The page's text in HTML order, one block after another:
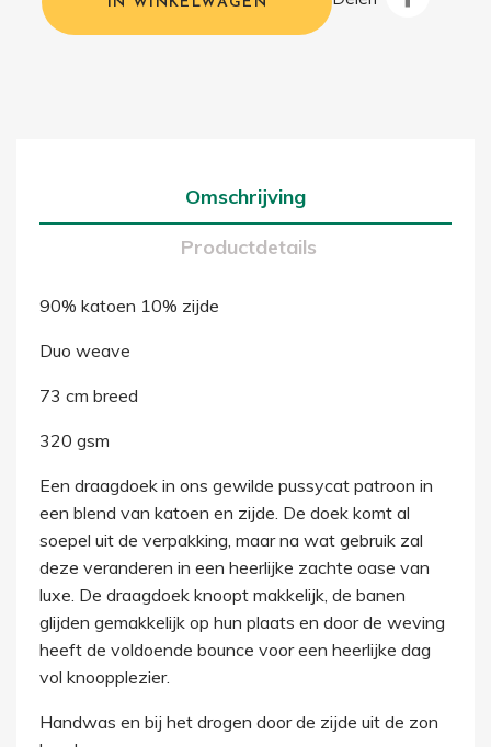
Omschrijving
Productdetails
90% katoen 10% zijde
Duo weave
73 cm breed
320 gsm
Een draagdoek in ons gewilde pussycat patroon in
een blend van katoen en zijde. De doek komt al
soepel uit de verpakking, maar na wat gebruik zal
deze veranderen in een heerlijke zachte oase van
luxe. De draagdoek knoopt makkelijk, de banen
glijden gemakkelijk op hun plaats en door de weving
heeft de voldoende bounce voor een heerlijke dag
vol knoopplezier.
Handwas en bij het drogen door de zijde uit de zon